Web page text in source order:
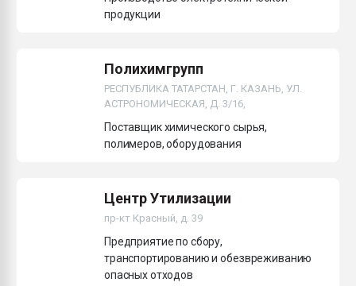
продукции
Полихимгрупп
РЕСПУБЛИКА ТАТАРСТАН, Г. КАЗАНЬ, УЛ.
АСТРОНОМИЧЕСКАЯ, Д. 3/16,
Поставщик химического сырья,
полимеров, оборудования
Центр Утилизации
пр-кт Красный, д. 39
Предприятие по сбору,
транспортированию и обезвреживанию
опасных отходов